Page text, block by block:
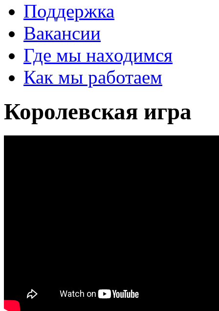
Поддержка
Вакансии
Где мы находимся
Как мы работаем
Королевская игра